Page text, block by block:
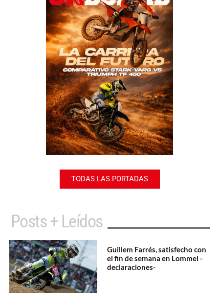
TODAS LAS PORTADAS
Posts + Leídos
Guillem Farrés, satisfecho con
el fin de semana en Lommel -
declaraciones-